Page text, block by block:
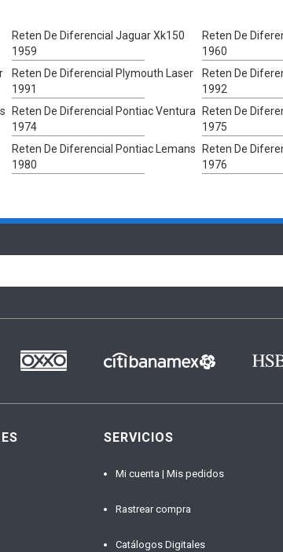
Reten De Diferencial Jaguar Xk150
1959
Reten De
1960
Reten De Diferencial Plymouth Laser
1991
Reten De
1992
Reten De Diferencial Pontiac Ventura
1974
Reten De
1975
Reten De Diferencial Pontiac Lemans
1980
Reten De
1976
SERVICIOS
Mi cuenta | Mis pedidos
Rastrear compra
Catálogos Digitales